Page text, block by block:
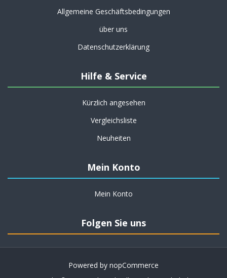
Allgemeine Geschäftsbedingungen
über uns
Datenschutzerklärung
Hilfe & Service
Kürzlich angesehen
Vergleichsliste
Neuheiten
Mein Konto
Mein Konto
Folgen Sie uns
Powered by nopCommerce